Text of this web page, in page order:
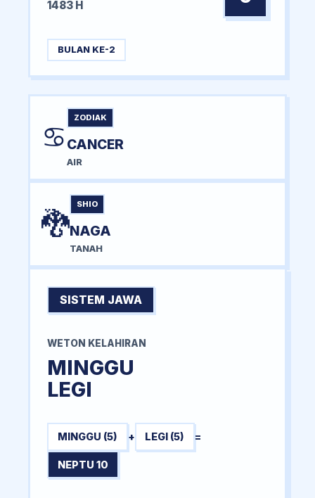
1483 H
BULAN KE-2
♋
ZODIAK
CANCER
AIR
🐉
SHIO
NAGA
TANAH
SISTEM JAWA
WETON KELAHIRAN
MINGGU
LEGI
MINGGU (5) + LEGI (5) =
NEPTU 10